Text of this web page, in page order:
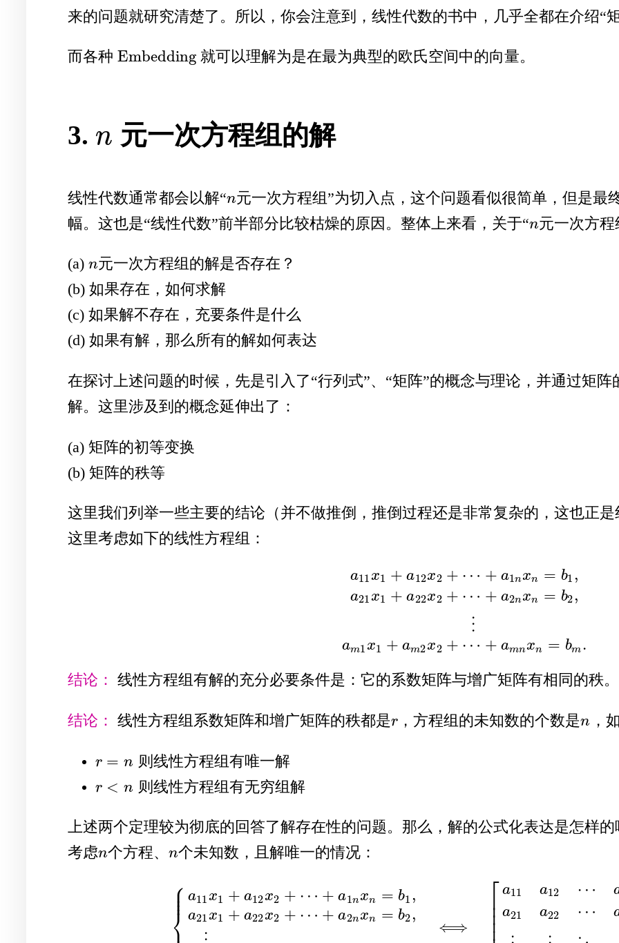
来的问题就研究清楚了。所以，你会注意到，线性代数的书中，几乎全都在介绍“
而各种 Embedding
Embedding 就可以理解为是在最为典型的欧氏空间中的向量。
3. n
n 元一次方程组的解
线性代数通常都会以解“n
n元一次方程组”为切入点，这个问题看似很简单，但是最
幅。这也是“线性代数”前半部分比较枯燥的原因。整体上来看，关于“n
n元一次方程
(a) n
n元一次方程组的解是否存在？
(b) 如果存在，如何求解
(c) 如果解不存在，充要条件是什么
(d) 如果有解，那么所有的解如何表达
在探讨上述问题的时候，先是引入了“行列式”、“矩阵”的概念与理论，并通过矩
解。这里涉及到的概念延伸出了：
(a) 矩阵的初等变换
(b) 矩阵的秩等
这里我们列举一些主要的结论（并不做推倒，推倒过程还是非常复杂的，这也正是
这里考虑如下的线性方程组：
a11x1 + a12x2 + ⋯ + a1nxn = b1 ,
a21x1 + a22x2 + ⋯ + a2nxn = b2,
⋮
am1x1 + am2x2 + ⋯ + amnxn = bm.
1,a21x 1+ a22x2+⋯+ a 2nxn=b2,⋮a m 1
结论： 线性方程组有解的充分必要条件是：它的系数矩阵与增广矩阵有相同的秩。
结论： 线性方程组系数矩阵和增广矩阵的秩都是r
r ，方程组的未知数的个数是n
n ，
r = n
r=n 则线性方程组有唯一解
r < n
r<n 则线性方程组有无穷组解
上述两个定理较为彻底的回答了解存在性的问题。那么，解的公式化表达是怎样
考虑n
n个方程、n
n个未知数，且解唯一的情况：
⎧
⎨
⎪
⎪
⎪ a11x1 + a12x2 + ⋯ + a1nxn = b1 ,
a21x1 + a22x2 + ⋯ + a2nxn = b2,
⟺
⎡
⎢⎢⎢
a11
a21
a12
a22
⋯
⋯
{a x 2+⋯+ nx